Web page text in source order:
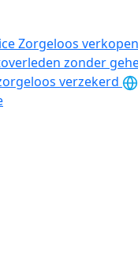
Zorgeloos
zonder
verzekerd